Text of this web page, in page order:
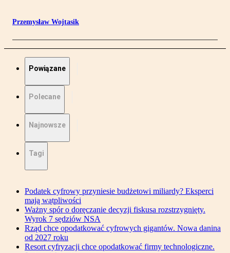
Przemysław Wojtasik
Powiązane
Polecane
Najnowsze
Tagi
Podatek cyfrowy przyniesie budżetowi miliardy? Eksperci
mają wątpliwości
Ważny spór o doręczanie decyzji fiskusa rozstrzygnięty.
Wyrok 7 sędziów NSA
Rząd chce opodatkować cyfrowych gigantów. Nowa danina
od 2027 roku
Resort cyfryzacji chce opodatkować firmy technologiczne.